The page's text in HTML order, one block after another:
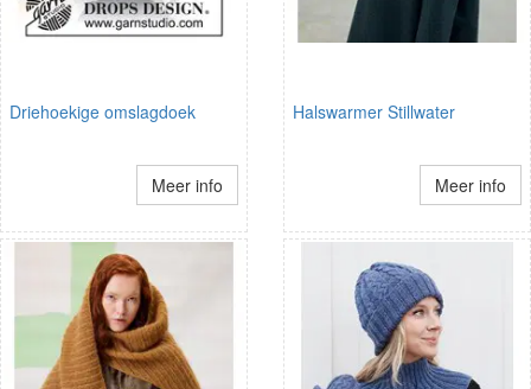
Driehoekige omslagdoek
Meer info
Halswarmer Stillwater
Meer info